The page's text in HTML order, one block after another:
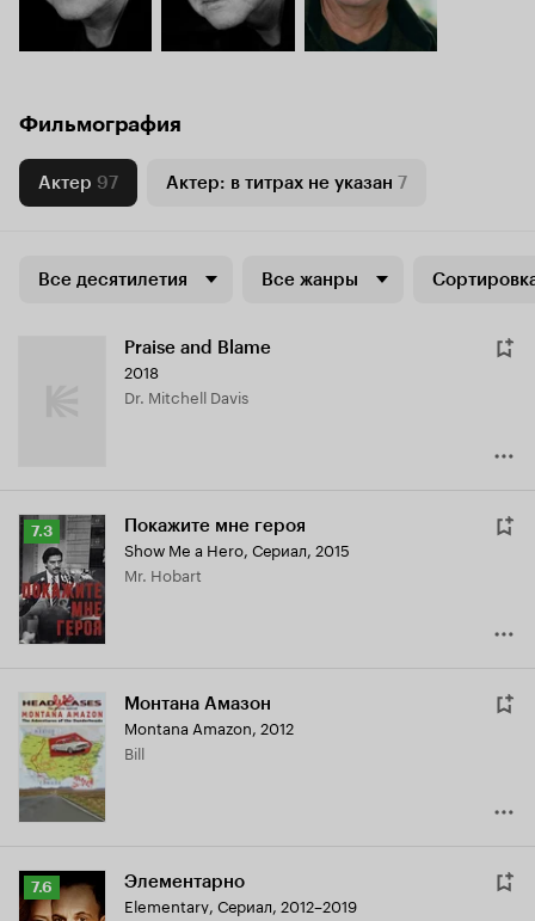
Фильмография
Актер 97 Актер: в титрах не указан 7
Все десятилетия Все жанры
Praise and Blame
2018
Dr. Mitchell Davis
Рейтинг
Кинопоиска
7.3
7.3 Покажите мне героя
Show Me a Hero, Сериал, 2015
Mr. Hobart
Монтана Амазон
Montana Amazon, 2012
Bill
Рейтинг
Кинопоиска
7.6 Элементарно
Elementary, Сериал, 2012–2019